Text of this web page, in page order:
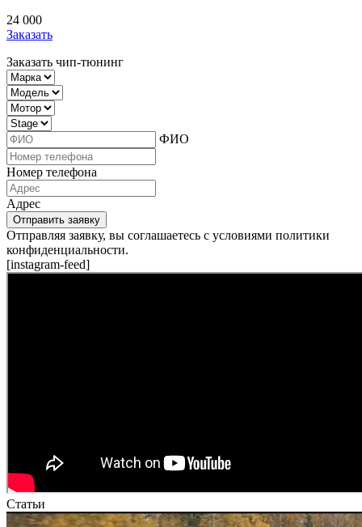
24 000
Заказать
Заказать чип-тюнинг
ФИО
Номер телефона
Адрес
Отправить заявку
Отправляя заявку, вы соглашаетесь с условиями политики
конфиденциальности.
[instagram-feed]
Статьи